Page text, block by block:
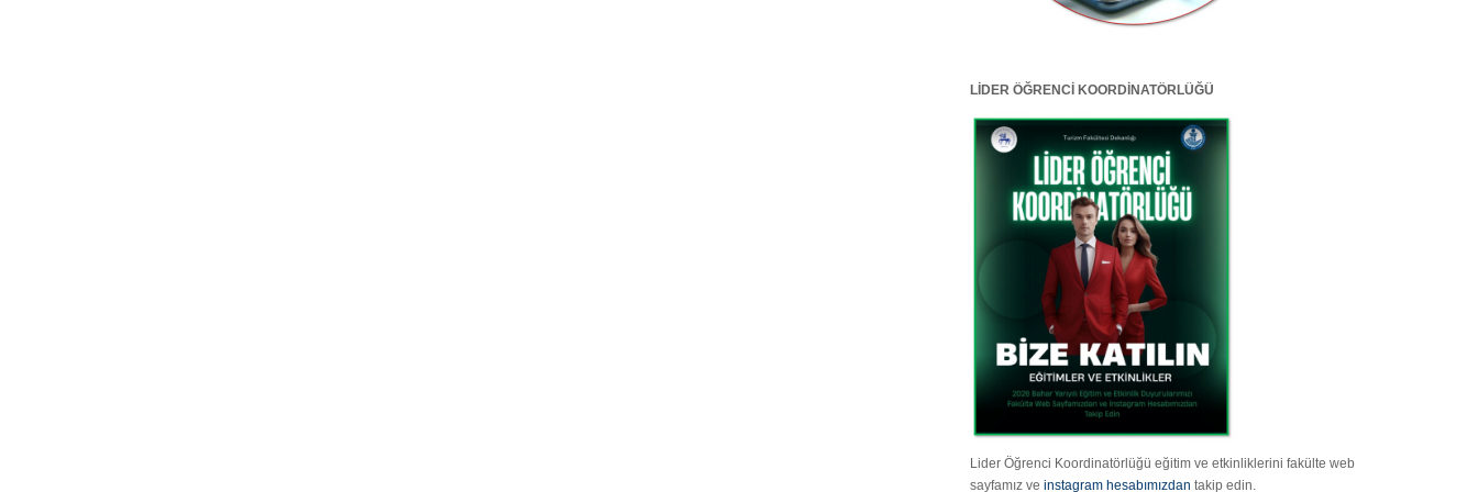
LİDER ÖĞRENCİ KOORDİNATÖRLÜĞÜ
Lider Öğrenci Koordinatörlüğü eğitim ve etkinliklerini fakülte web
sayfamız ve instagram hesabımızdan takip edin.